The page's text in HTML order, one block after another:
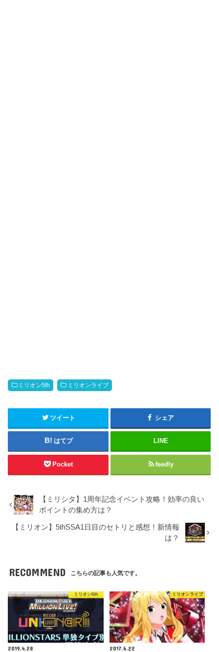
ミリオン5th ミリオンライブ
ツイート シェア
はてブ LINE
Pocket feedly
【ミリシタ】1周年記念イベント攻略！効率の良い
ポイントの集め方は？
【ミリオン】5thSSA1日目のセトリと感想！新情報
は？
RECOMMEND こちらの記事も人気です。
ミリオン6th
2019.4.28
ミリオンライブ
2017.6.22